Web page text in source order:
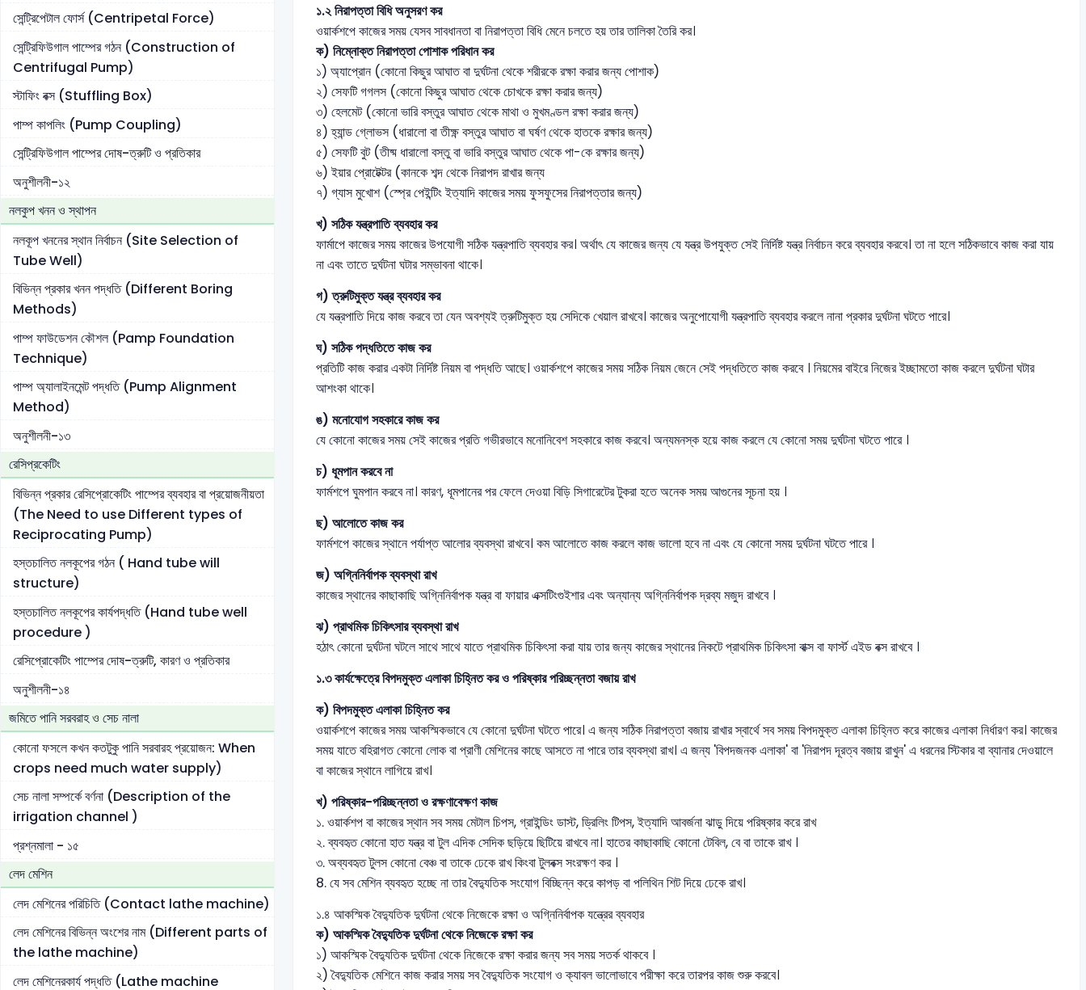
সেন্ট্রিপেটাল ফোর্স (Centripetal Force)
সেন্ট্রিফিউগাল পাম্পের গঠন (Construction of
Centrifugal Pump)
স্টাফিং বক্স (Stuffling Box)
পাম্প কাপলিং (Pump Coupling)
সেন্ট্রিফিউগাল পাম্পের দোষ-ত্রুটি ও প্রতিকার
অনুশীলনী-১২
নলকুপ খনন ও স্থাপন
নলকূপ খননের স্থান নির্বাচন (Site Selection of
Tube Well)
বিভিন্ন প্রকার খনন পদ্ধতি (Different Boring
Methods)
পাম্প ফাউডেশন কৌশল (Pamp Foundation
Technique)
পাম্প অ্যালাইনমেন্ট পদ্ধতি (Pump Alignment
Method)
অনুশীলনী-১৩
রেসিপ্রকেটিং
বিভিন্ন প্রকার রেসিপ্রোকেটিং পাম্পের ব্যবহার বা প্রয়োজনীয়তা
(The Need to use Different types of
Reciprocating Pump)
হস্তচালিত নলকূপের গঠন ( Hand tube will
structure)
হস্তচালিত নলকূপের কার্যপদ্ধতি (Hand tube well
procedure )
রেসিপ্রোকেটিং পাম্পের দোষ-ত্রুটি, কারণ ও প্রতিকার
অনুশীলনী-১৪
জমিতে পানি সরবরাহ ও সেচ নালা
কোনো ফসলে কখন কতটুকু পানি সরবারহ প্রয়োজন: When
crops need much water supply)
সেচ নালা সম্পর্কে বর্ণনা (Description of the
irrigation channel )
প্রশ্নমালা - ১৫
লেদ মেশিন
লেদ মেশিনের পরিচিতি (Contact lathe machine)
লেদ মেশিনের বিভিন্ন অংশের নাম (Different parts of
the lathe machine)
লেদ মেশিনেরকার্য পদ্ধতি (Lathe machine
১.২ নিরাপত্তা বিধি অনুসরণ কর
ওয়ার্কশপে কাজের সময় যেসব সাবধানতা বা নিরাপত্তা বিধি মেনে চলতে হয় তার তালিকা তৈরি কর।
ক) নিম্নোক্ত নিরাপত্তা পোশাক পরিধান কর
১) অ্যাপ্রোন (কোনো কিছুর আঘাত বা দুর্ঘটনা থেকে শরীরকে রক্ষা করার জন্য পোশাক)
২) সেফটি গগলস (কোনো কিছুর আঘাত থেকে চোখকে রক্ষা করার জন্য)
৩) হেলমেট (কোনো ভারি বস্তুর আঘাত থেকে মাথা ও মুখমণ্ডল রক্ষা করার জন্য)
৪) হ্যান্ড গ্লোভস (ধারালো বা তীক্ষ্ণ বস্তুর আঘাত বা ঘর্ষণ থেকে হাতকে রক্ষার জন্য)
৫) সেফটি বুট (তীষ্ম ধারালো বস্তু বা ভারি বস্তুর আঘাত থেকে পা-কে রক্ষার জন্য)
৬) ইয়ার প্রোটেক্টর (কানকে শব্দ থেকে নিরাপদ রাখার জন্য
৭) গ্যাস মুখোশ (স্প্রে পেইন্টিং ইত্যাদি কাজের সময় ফুসফুসের নিরাপত্তার জন্য)
খ) সঠিক যন্ত্রপাতি ব্যবহার কর
ফার্মাপে কাজের সময় কাজের উপযোগী সঠিক যন্ত্রপাতি ব্যবহার কর। অর্থাৎ যে কাজের জন্য যে যন্ত্র উপযুক্ত সেই নির্দিষ্ট যন্ত্র নির্বাচন করে ব্যবহার করবে। তা না হলে সঠিকভাবে কাজ করা যায়
না এবং তাতে দুর্ঘটনা ঘটার সম্ভাবনা থাকে।
গ) ত্রুটিমুক্ত যন্ত্র ব্যবহার কর
যে যন্ত্রপাতি দিয়ে কাজ করবে তা যেন অবশ্যই ত্রুটিমুক্ত হয় সেদিকে খেয়াল রাখবে। কাজের অনুপোযোগী যন্ত্রপাতি ব্যবহার করলে নানা প্রকার দুর্ঘটনা ঘটতে পারে।
ঘ) সঠিক পদ্ধতিতে কাজ কর
প্রতিটি কাজ করার একটা নির্দিষ্ট নিয়ম বা পদ্ধতি আছে। ওয়ার্কশপে কাজের সময় সঠিক নিয়ম জেনে সেই পদ্ধতিতে কাজ করবে । নিয়মের বাইরে নিজের ইচ্ছামতো কাজ করলে দুর্ঘটনা ঘটার
আশংকা থাকে।
ঙ) মনোযোগ সহকারে কাজ কর
যে কোনো কাজের সময় সেই কাজের প্রতি গভীরভাবে মনোনিবেশ সহকারে কাজ করবে। অন্যমনস্ক হয়ে কাজ করলে যে কোনো সময় দুর্ঘটনা ঘটতে পারে ।
চ) ধূমপান করবে না
ফার্মশপে ঘুমপান করবে না। কারণ, ধূমপানের পর ফেলে দেওয়া বিড়ি সিগারেটের টুকরা হতে অনেক সময় আগুনের সূচনা হয় ।
ছ) আলোতে কাজ কর
ফার্মশপে কাজের স্থানে পর্যাপ্ত আলোর ব্যবস্থা রাখবে। কম আলোতে কাজ করলে কাজ ভালো হবে না এবং যে কোনো সময় দুর্ঘটনা ঘটতে পারে ।
জ) অগ্নিনির্বাপক ব্যবস্থা রাখ
কাজের স্থানের কাছাকাছি অগ্নিনির্বাপক যন্ত্র বা ফায়ার এক্সটিংগুইশার এবং অন্যান্য অগ্নিনির্বাপক দ্রব্য মজুদ রাখবে ।
ঝ) প্রাথমিক চিকিৎসার ব্যবস্থা রাখ
হঠাৎ কোনো দুর্ঘটনা ঘটলে সাথে সাথে যাতে প্রাথমিক চিকিৎসা করা যায় তার জন্য কাজের স্থানের নিকটে প্রাথমিক চিকিৎসা বাক্স বা ফার্স্ট এইড বক্স রাখবে ।
১.৩ কার্যক্ষেত্রে বিপদমুক্ত এলাকা চিহ্নিত কর ও পরিষ্কার পরিচ্ছন্নতা বজায় রাখ
ক) বিপদমুক্ত এলাকা চিহ্নিত কর
ওয়ার্কশপে কাজের সময় আকস্মিকভাবে যে কোনো দুর্ঘটনা ঘটতে পারে। এ জন্য সঠিক নিরাপত্তা বজায় রাখার স্বার্থে সব সময় বিপদমুক্ত এলাকা চিহ্নিত করে কাজের এলাকা নির্ধারণ কর। কাজের
সময় যাতে বহিরাগত কোনো লোক বা প্রাণী মেশিনের কাছে আসতে না পারে তার ব্যবস্থা রাখ। এ জন্য 'বিপদজনক এলাকা' বা 'নিরাপদ দূরত্ব বজায় রাখুন' এ ধরনের স্টিকার বা ব্যানার দেওয়ালে
বা কাজের স্থানে লাগিয়ে রাখ।
খ) পরিষ্কার-পরিচ্ছন্নতা ও রক্ষণাবেক্ষণ কাজ
১. ওয়ার্কশপ বা কাজের স্থান সব সময় মেটাল চিপস, গ্রাইন্ডিং ডাস্ট, ড্রিলিং টিপস, ইত্যাদি আবর্জনা ঝাড়ু দিয়ে পরিষ্কার করে রাখ
২. ব্যবহৃত কোনো হাত যন্ত্র বা টুল এদিক সেদিক ছড়িয়ে ছিটিয়ে রাখবে না। হাতের কাছাকাছি কোনো টেবিল, বে বা তাকে রাখ ।
৩. অব্যবহৃত টুলস কোনো বেঞ্চ বা তাকে ঢেকে রাখ কিংবা টুলবক্স সংরক্ষণ কর ।
8. যে সব মেশিন ব্যবহৃত হচ্ছে না তার বৈদ্যুতিক সংযোগ বিচ্ছিন্ন করে কাপড় বা পলিথিন শিট দিয়ে ঢেকে রাখ।
১.৪ আকস্মিক বৈদ্যুতিক দুর্ঘটনা থেকে নিজেকে রক্ষা ও অগ্নিনির্বাপক যন্ত্রের ব্যবহার
ক) আকস্মিক বৈদ্যুতিক দুর্ঘটনা থেকে নিজেকে রক্ষা কর
১) আকস্মিক বৈদ্যুতিক দুর্ঘটনা থেকে নিজেকে রক্ষা করার জন্য সব সময় সতর্ক থাকবে ।
২) বৈদ্যুতিক মেশিনে কাজ করার সময় সব বৈদ্যুতিক সংযোগ ও ক্যাবল ভালোভাবে পরীক্ষা করে তারপর কাজ শুরু করবে।